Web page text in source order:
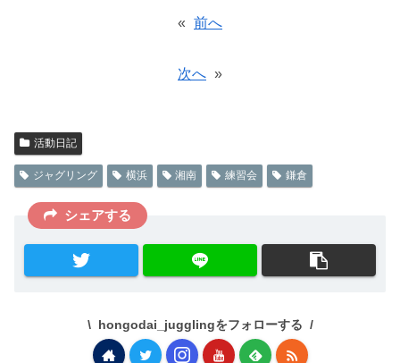
« 前へ
次へ »
活動日記
ジャグリング 横浜 湘南 練習会 鎌倉
シェアする
hongodai_jugglingをフォローする